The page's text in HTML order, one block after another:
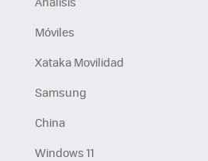
Móviles
Xataka Movilidad
Samsung
China
Windows 11